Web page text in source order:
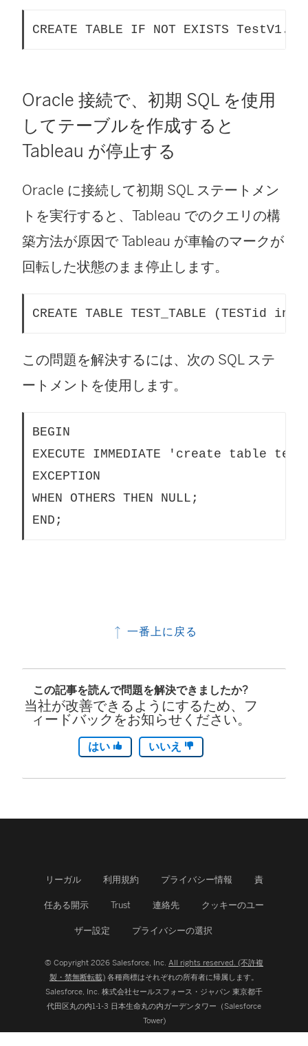
CREATE TABLE IF NOT EXISTS
Oracle 接続で、初期 SQL を使用
してテーブルを作成すると
Tableau が停止する
Oracle に接続して初期 SQL ステートメン
トを実行すると、Tableau でのクエリの構
築方法が原因で Tableau が車輪のマークが
回転した状態のまま停止します。
CREATE TABLE TEST_TABLE (TESTid int)
この問題を解決するには、次の SQL ステ
ートメントを使用します。
BEGIN
EXECUTE IMMEDIATE 'create table
EXCEPTION
WHEN OTHERS THEN NULL;
END;
一番上に戻る
この記事を読んで問題を解決できましたか?
当社が改善できるようにするため、フ
ィードバックをお知らせください。
はい いいえ
リーガル 利用規約 プライバシー情報 責
任ある開示 Trust 連絡先 クッキーのユー
ザー設定 プライバシーの選択
© Copyright 2026 Salesforce, Inc. All rights reserved. (不許複
製・禁無断転載) 各種商標はそれぞれの所有者に帰属します。
Salesforce, Inc. 株式会社セールスフォース・ジャパン 東京都千
代田区丸の内1-1-3 日本生命丸の内ガーデンタワー（Salesforce
Tower)